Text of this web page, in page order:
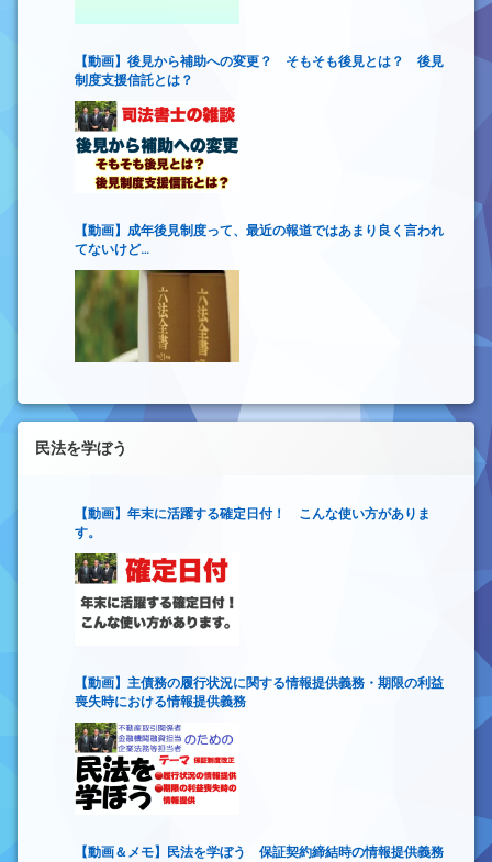
【動画】後見から補助への変更？ そもそも後見とは？ 後見
制度支援信託とは？
【動画】成年後見制度って、最近の報道ではあまり良く言われ
てないけど…
民法を学ぼう
【動画】年末に活躍する確定日付！ こんな使い方がありま
す。
【動画】主債務の履行状況に関する情報提供義務・期限の利益
喪失時における情報提供義務
【動画＆メモ】民法を学ぼう 保証契約締結時の情報提供義務